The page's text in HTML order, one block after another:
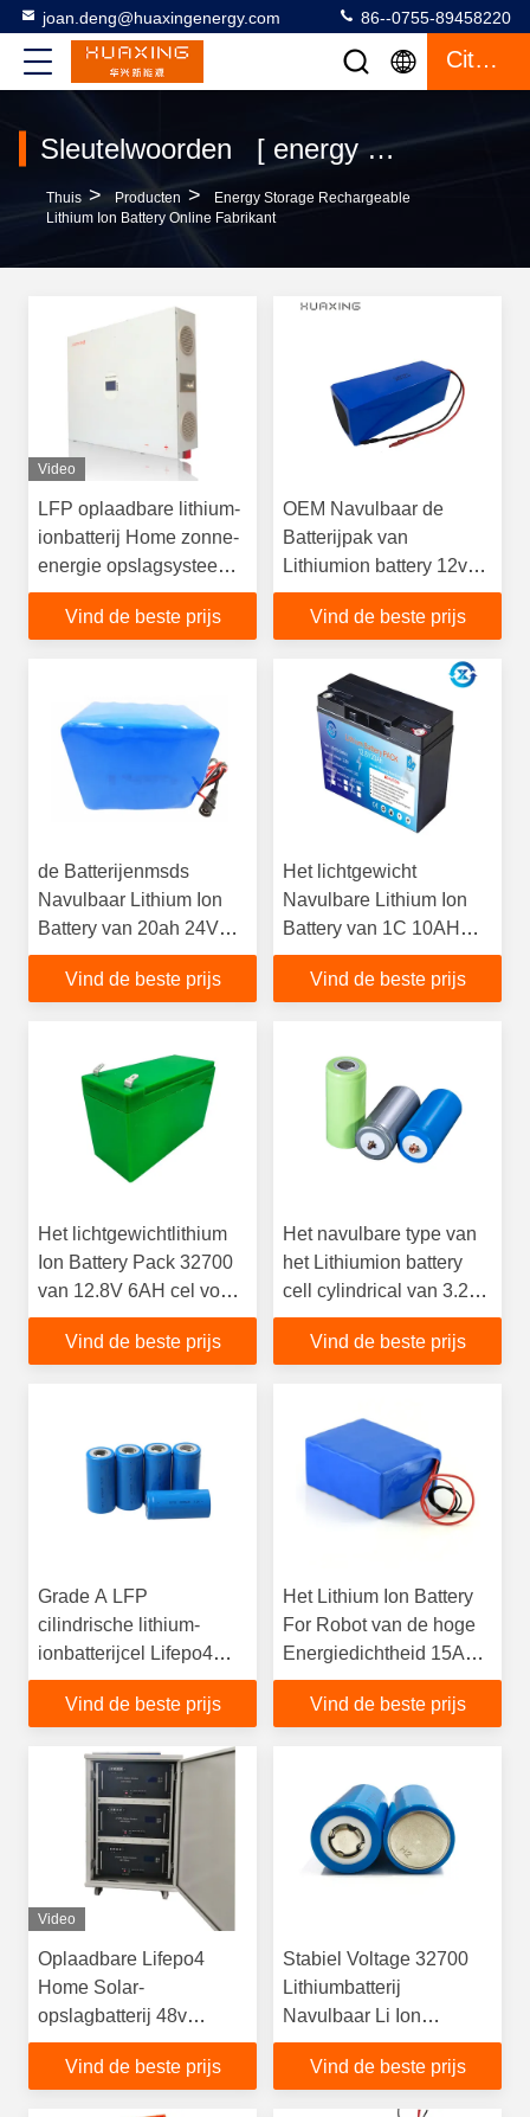
joan.deng@huaxingenergy.com 86--0755-89458220
Citaat
Sleutelwoorden [ energy storage rechargeable lithium ion battery ] Gelijke 125 producten
Thuis > Producten >
Energy Storage Rechargeable
Lithium Ion Battery Online Fabrikant
Video
LFP oplaadbare lithium-
ionbatterij Home zonne-
energie opslagsysteem
IP65
Vind de beste prijs
OEM Navulbaar de
Batterijpak van
Lithiumion battery 12v
15ah LiFePO4
Vind de beste prijs
de Batterijenmsds
Navulbaar Lithium Ion
Battery van 20ah 24V
LiFePO4
Vind de beste prijs
Het lichtgewicht
Navulbare Lithium Ion
Battery van 1C 10AH
24V
Vind de beste prijs
Het lichtgewichtlithium
Ion Battery Pack 32700
van 12.8V 6AH cel voor
Spreker
Vind de beste prijs
Het navulbare type van
het Lithiumion battery
cell cylindrical van 3.2V
6Ah
Vind de beste prijs
Grade A LFP
cilindrische lithium-
ionbatterijcel Lifepo4
voor 12V-batterijpakket
Vind de beste prijs
Het Lithium Ion Battery
For Robot van de hoge
Energiedichtheid 15AH
24V
Vind de beste prijs
Video
Oplaadbare Lifepo4
Home Solar-
opslagbatterij 48v
lithium-ionbatterij voor
zonne-opslag
Vind de beste prijs
Stabiel Voltage 32700
Lithiumbatterij
Navulbaar Li Ion
Batteries 6000mAh 3.2V
Vind de beste prijs